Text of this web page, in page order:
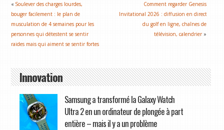
«Soulever des charges lourdes,
bouger facilement : le plan de
musculation de 4 semaines pour les
personnes qui détestent se sentir
raides mais qui aiment se sentir fortes
Comment regarder Genesis
Invitational 2026 : diffusion en direct
du golf en ligne, chaînes de
télévision, calendrier»
Innovation
Samsung a transformé la Galaxy Watch
Ultra 2 en un ordinateur de plongée à part
entière – mais il y a un problème